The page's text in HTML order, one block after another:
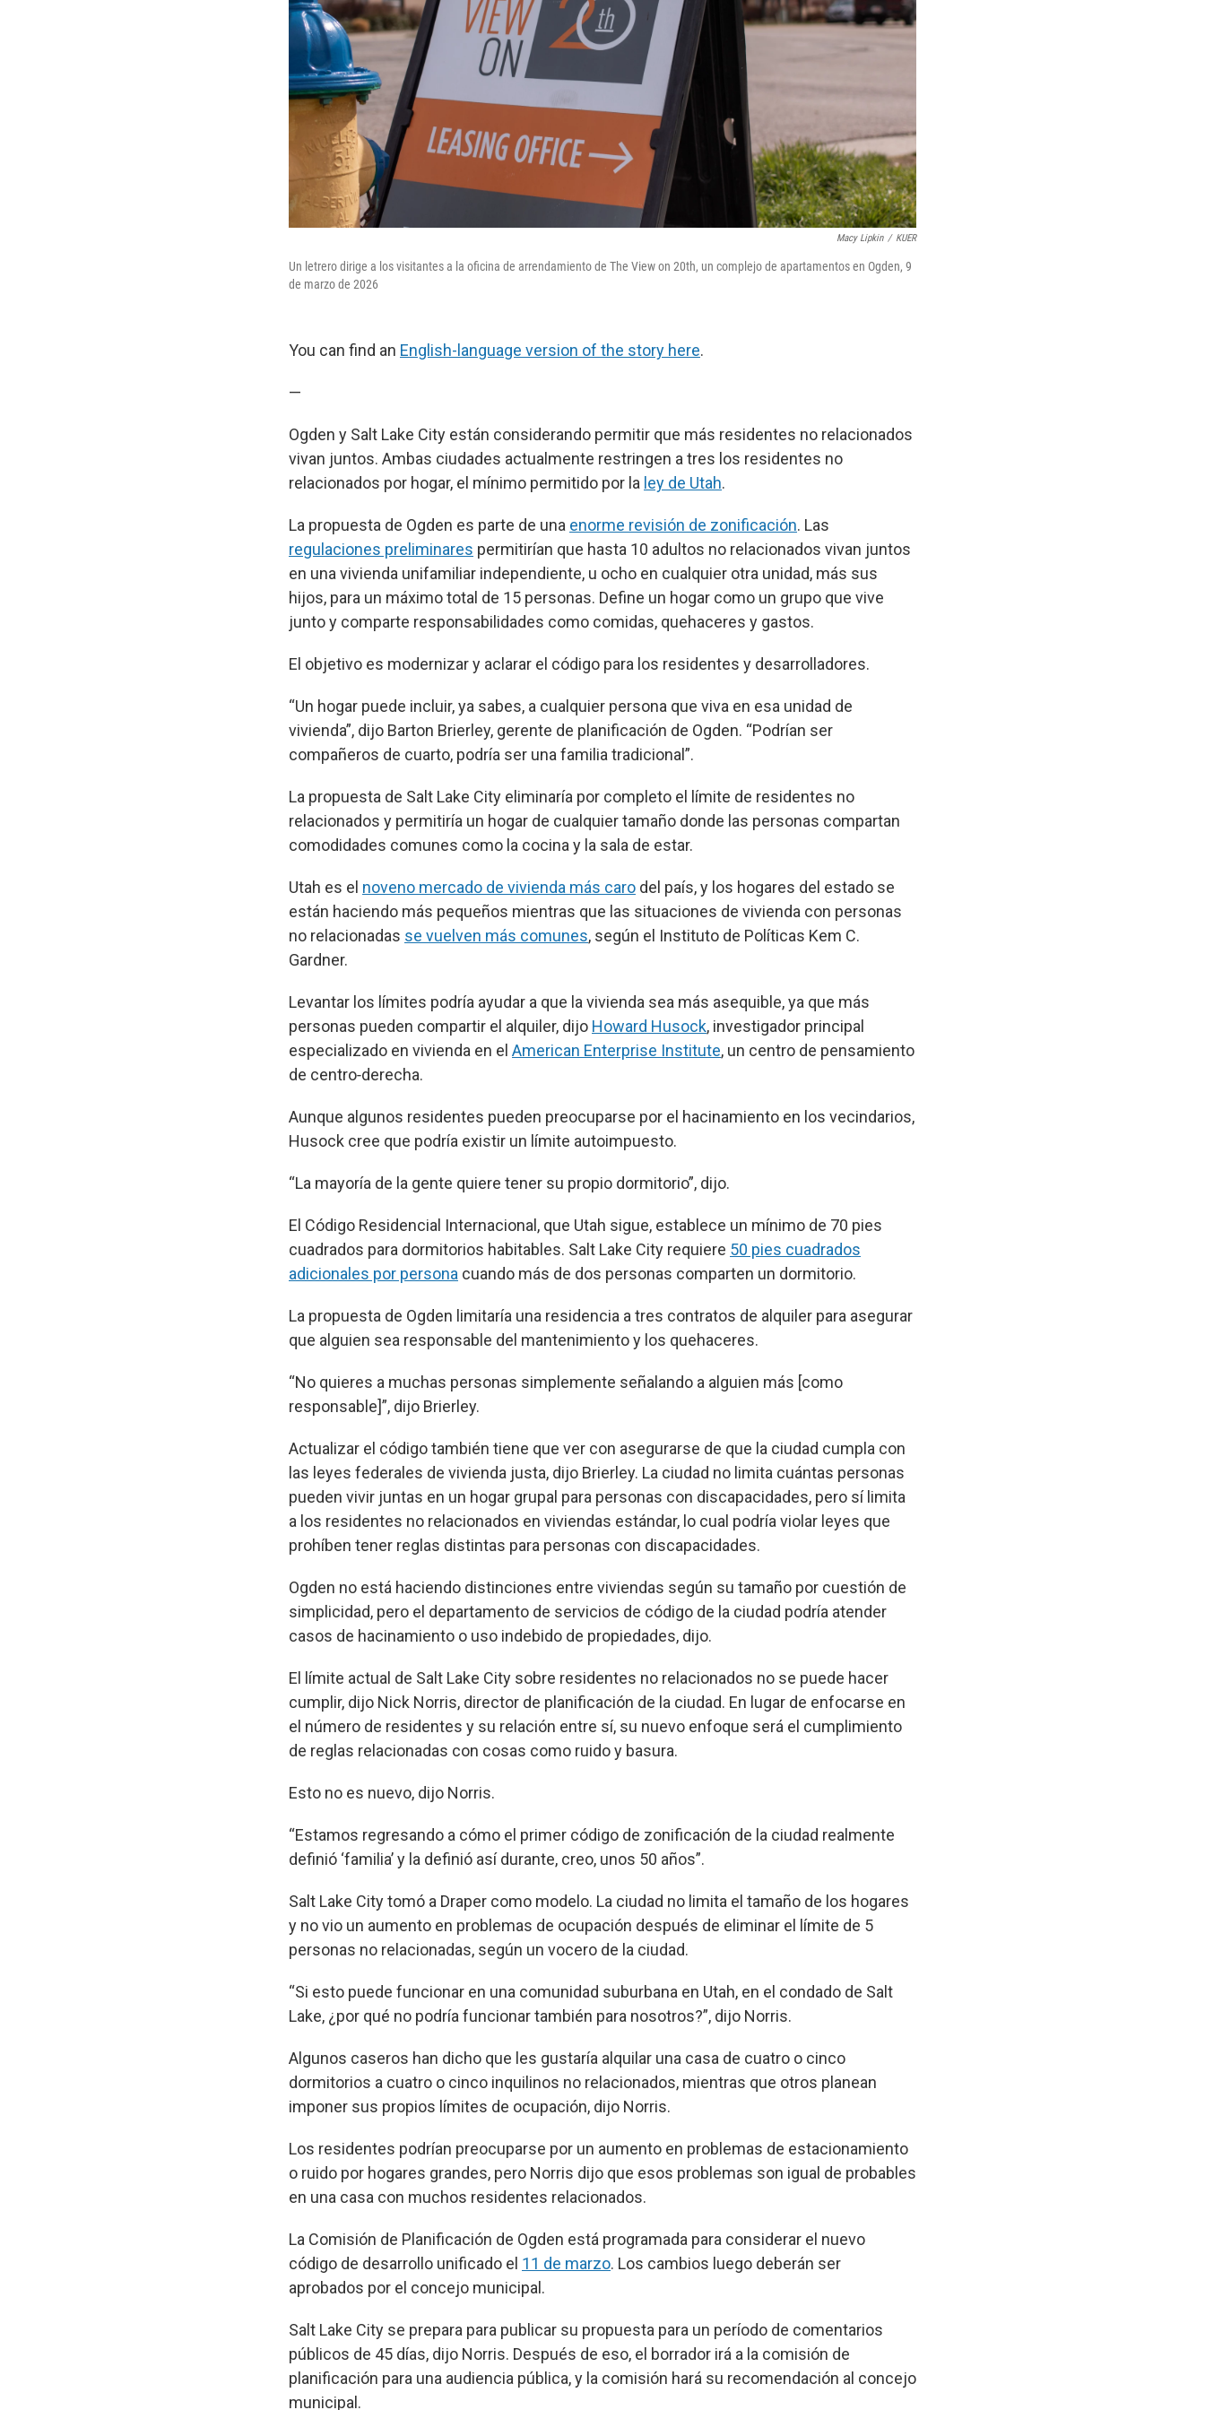
Macy Lipkin / KUER
Un letrero dirige a los visitantes a la oficina de arrendamiento de The View on 20th, un complejo de apartamentos en Ogden, 9
de marzo de 2026
You can find an English-language version of the story here.
—
Ogden y Salt Lake City están considerando permitir que más residentes no relacionados
vivan juntos. Ambas ciudades actualmente restringen a tres los residentes no
relacionados por hogar, el mínimo permitido por la ley de Utah.
La propuesta de Ogden es parte de una enorme revisión de zonificación. Las
regulaciones preliminares permitirían que hasta 10 adultos no relacionados vivan juntos
en una vivienda unifamiliar independiente, u ocho en cualquier otra unidad, más sus
hijos, para un máximo total de 15 personas. Define un hogar como un grupo que vive
junto y comparte responsabilidades como comidas, quehaceres y gastos.
El objetivo es modernizar y aclarar el código para los residentes y desarrolladores.
“Un hogar puede incluir, ya sabes, a cualquier persona que viva en esa unidad de
vivienda”, dijo Barton Brierley, gerente de planificación de Ogden. “Podrían ser
compañeros de cuarto, podría ser una familia tradicional”.
La propuesta de Salt Lake City eliminaría por completo el límite de residentes no
relacionados y permitiría un hogar de cualquier tamaño donde las personas compartan
comodidades comunes como la cocina y la sala de estar.
Utah es el noveno mercado de vivienda más caro del país, y los hogares del estado se
están haciendo más pequeños mientras que las situaciones de vivienda con personas
no relacionadas se vuelven más comunes, según el Instituto de Políticas Kem C.
Gardner.
Levantar los límites podría ayudar a que la vivienda sea más asequible, ya que más
personas pueden compartir el alquiler, dijo Howard Husock, investigador principal
especializado en vivienda en el American Enterprise Institute, un centro de pensamiento
de centro‑derecha.
Aunque algunos residentes pueden preocuparse por el hacinamiento en los vecindarios,
Husock cree que podría existir un límite autoimpuesto.
“La mayoría de la gente quiere tener su propio dormitorio”, dijo.
El Código Residencial Internacional, que Utah sigue, establece un mínimo de 70 pies
cuadrados para dormitorios habitables. Salt Lake City requiere 50 pies cuadrados
adicionales por persona cuando más de dos personas comparten un dormitorio.
La propuesta de Ogden limitaría una residencia a tres contratos de alquiler para asegurar
que alguien sea responsable del mantenimiento y los quehaceres.
“No quieres a muchas personas simplemente señalando a alguien más [como
responsable]”, dijo Brierley.
Actualizar el código también tiene que ver con asegurarse de que la ciudad cumpla con
las leyes federales de vivienda justa, dijo Brierley. La ciudad no limita cuántas personas
pueden vivir juntas en un hogar grupal para personas con discapacidades, pero sí limita
a los residentes no relacionados en viviendas estándar, lo cual podría violar leyes que
prohíben tener reglas distintas para personas con discapacidades.
Ogden no está haciendo distinciones entre viviendas según su tamaño por cuestión de
simplicidad, pero el departamento de servicios de código de la ciudad podría atender
casos de hacinamiento o uso indebido de propiedades, dijo.
El límite actual de Salt Lake City sobre residentes no relacionados no se puede hacer
cumplir, dijo Nick Norris, director de planificación de la ciudad. En lugar de enfocarse en
el número de residentes y su relación entre sí, su nuevo enfoque será el cumplimiento
de reglas relacionadas con cosas como ruido y basura.
Esto no es nuevo, dijo Norris.
“Estamos regresando a cómo el primer código de zonificación de la ciudad realmente
definió ‘familia’ y la definió así durante, creo, unos 50 años”.
Salt Lake City tomó a Draper como modelo. La ciudad no limita el tamaño de los hogares
y no vio un aumento en problemas de ocupación después de eliminar el límite de 5
personas no relacionadas, según un vocero de la ciudad.
“Si esto puede funcionar en una comunidad suburbana en Utah, en el condado de Salt
Lake, ¿por qué no podría funcionar también para nosotros?”, dijo Norris.
Algunos caseros han dicho que les gustaría alquilar una casa de cuatro o cinco
dormitorios a cuatro o cinco inquilinos no relacionados, mientras que otros planean
imponer sus propios límites de ocupación, dijo Norris.
Los residentes podrían preocuparse por un aumento en problemas de estacionamiento
o ruido por hogares grandes, pero Norris dijo que esos problemas son igual de probables
en una casa con muchos residentes relacionados.
La Comisión de Planificación de Ogden está programada para considerar el nuevo
código de desarrollo unificado el 11 de marzo. Los cambios luego deberán ser
aprobados por el concejo municipal.
Salt Lake City se prepara para publicar su propuesta para un período de comentarios
públicos de 45 días, dijo Norris. Después de eso, el borrador irá a la comisión de
planificación para una audiencia pública, y la comisión hará su recomendación al concejo
municipal.